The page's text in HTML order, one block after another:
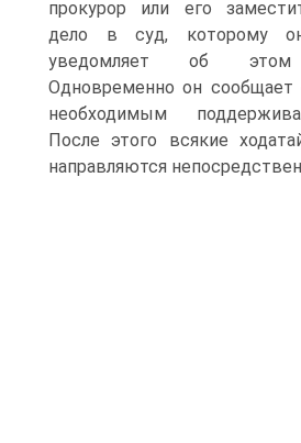
прокурор или его
дело в суд, которому
уведомляет об этом
Одновременно он сообщает
необходимым
После этого всякие
направляются